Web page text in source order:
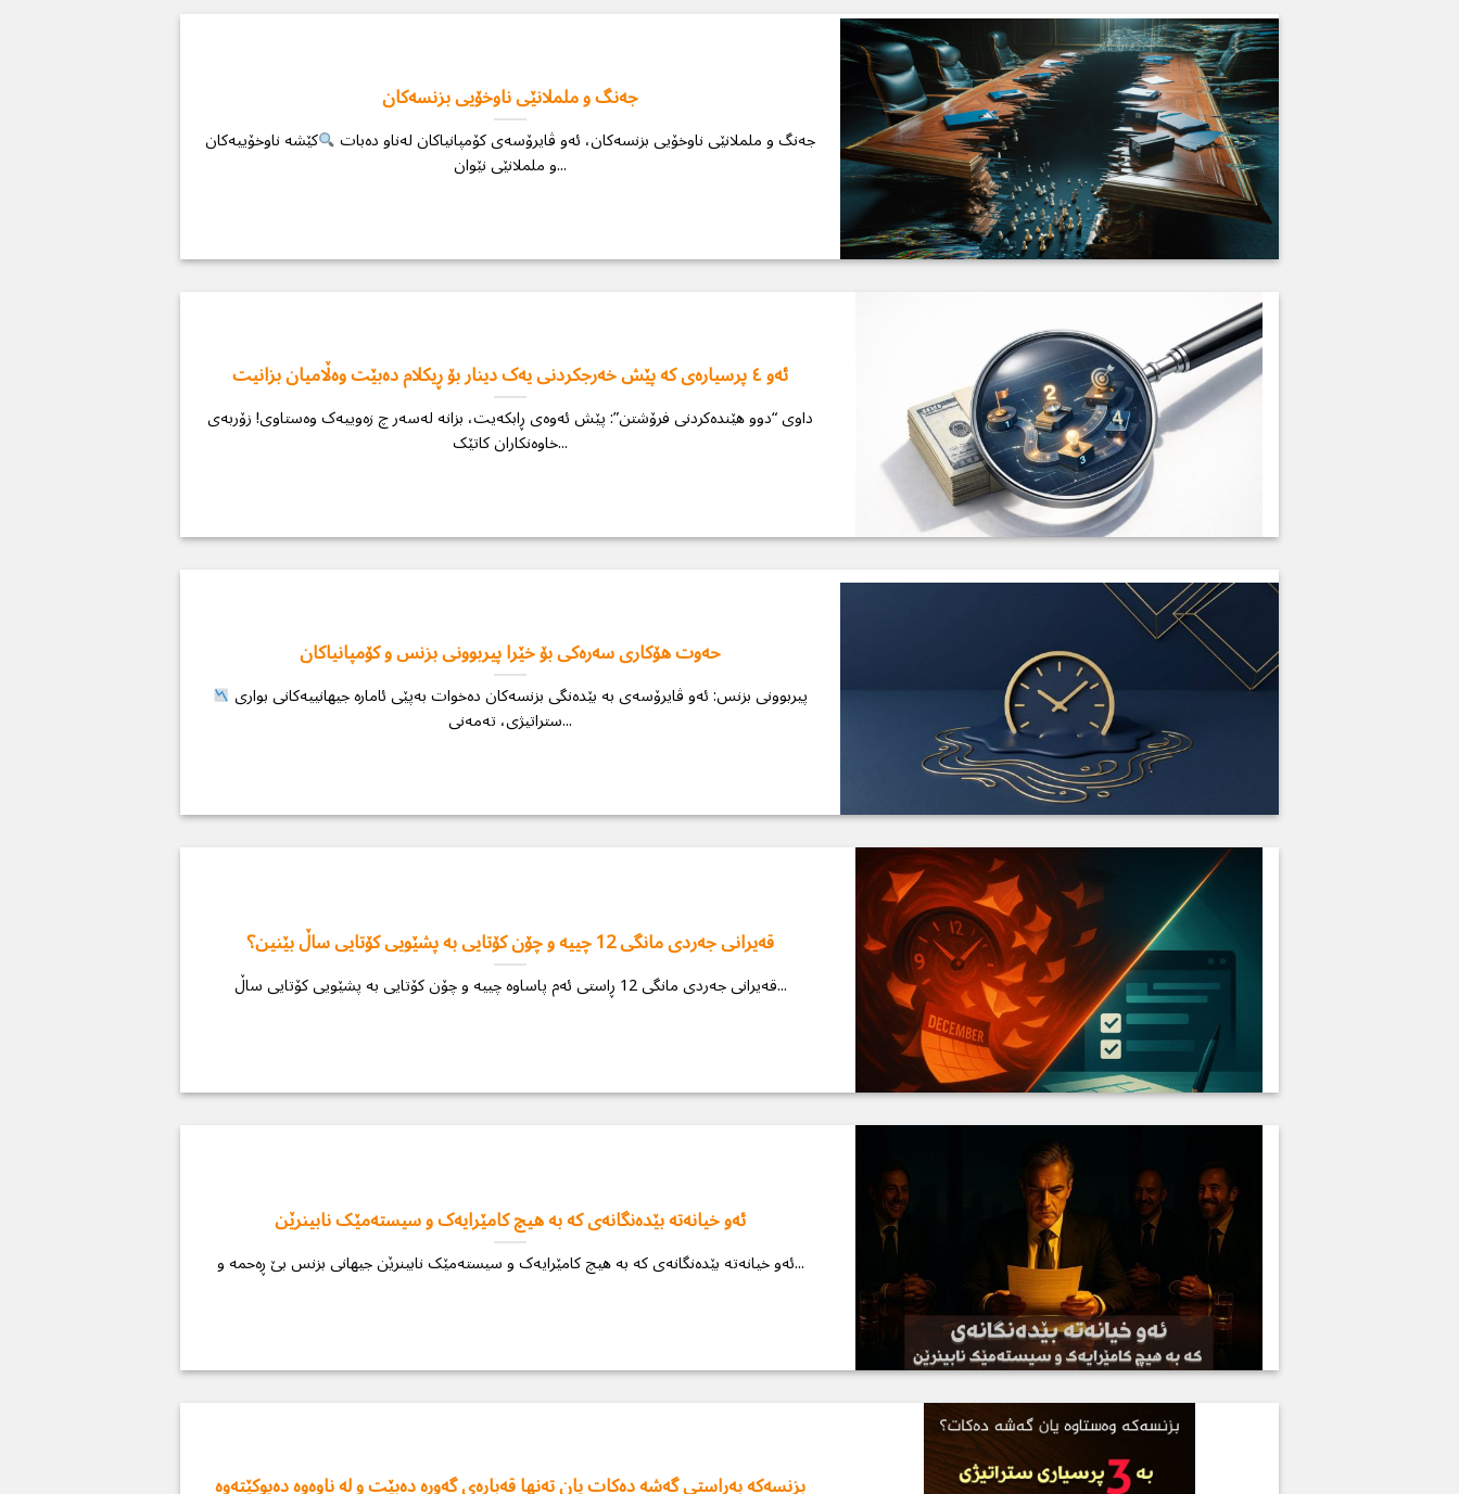
جەنگ و ململانێی ناوخۆیی بزنسەكان
جەنگ و ململانێی ناوخۆیی بزنسەكان، ئەو ڤایرۆسەی کۆمپانیاکان لەناو دەبات کێشە ناوخۆییەکان
و ململانێی نێوان...
ئەو ٤ پرسیارەی كە پێش خەرجکردنی یەک دینار بۆ ڕیکلام دەبێت وەڵامیان بزانیت
داوی “دوو هێندەکردنی فرۆشتن”: پێش ئەوەی ڕابکەیت، بزانە لەسەر چ زەوییەک وەستاوی! زۆربەی
خاوەنکاران کاتێک...
حەوت هۆکاری سەرەکی بۆ خێرا پیربوونی بزنس و کۆمپانیاکان
پیربوونی بزنس: ئەو ڤایرۆسەی بە بێدەنگی بزنسەكان دەخوات بەپێی ئامارە جیهانییەکانی بواری
ستراتیژی، تەمەنی...
قەیرانی جەردی مانگی 12 چییە و چۆن كۆتایی بە پشێویی كۆتایی ساڵ بێنین؟
قەیرانی جەردی مانگی 12 ڕاستی ئەم پاساوە چییە و چۆن كۆتایی بە پشێویی كۆتایی ساڵ...
ئەو خیانەتە بێدەنگانەی کە بە هیچ کامێرایەک و سیستەمێک نابینرێن
ئەو خیانەتە بێدەنگانەی کە بە هیچ کامێرایەک و سیستەمێک نابینرێن جیهانی بزنس بێ ڕەحمە و...
بزنسەکە بەڕاستی گەشە دەکات یان تەنها قەبارەی گەورە دەبێت و لە ناوەوە دەپوكێتەوە